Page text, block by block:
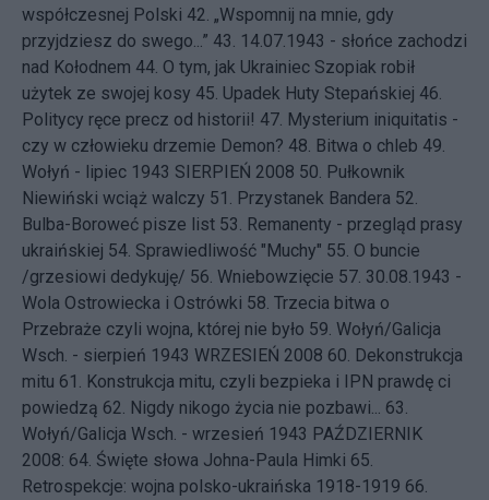
współczesnej Polski 42. „Wspomnij na mnie, gdy
przyjdziesz do swego...” 43. 14.07.1943 - słońce zachodzi
nad Kołodnem 44. O tym, jak Ukrainiec Szopiak robił
użytek ze swojej kosy 45. Upadek Huty Stepańskiej 46.
Politycy ręce precz od historii! 47. Mysterium iniquitatis -
czy w człowieku drzemie Demon? 48. Bitwa o chleb 49.
Wołyń - lipiec 1943 SIERPIEŃ 2008 50. Pułkownik
Niewiński wciąż walczy 51. Przystanek Bandera 52.
Bulba-Boroweć pisze list 53. Remanenty - przegląd prasy
ukraińskiej 54. Sprawiedliwość "Muchy" 55. O buncie
/grzesiowi dedykuję/ 56. Wniebowzięcie 57. 30.08.1943 -
Wola Ostrowiecka i Ostrówki 58. Trzecia bitwa o
Przebraże czyli wojna, której nie było 59. Wołyń/Galicja
Wsch. - sierpień 1943 WRZESIEŃ 2008 60. Dekonstrukcja
mitu 61.
Konstrukcja mitu, czyli bezpieka i IPN prawdę ci
powiedzą 62. Nigdy nikogo życia nie pozbawi...
63.
Wołyń/Galicja Wsch. - wrzesień 1943 PAŹDZIERNIK
2008: 64. Święte słowa Johna-Paula Himki 65.
Retrospekcje: wojna polsko-ukraińska 1918-1919 66.